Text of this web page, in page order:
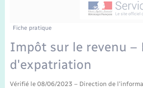
Mariage – PACS
Parrainage civil
Recensement
Fiche pratique
Impôt sur le revenu –
d'expatriation
Vérifié le 08/06/2023 – Direction de